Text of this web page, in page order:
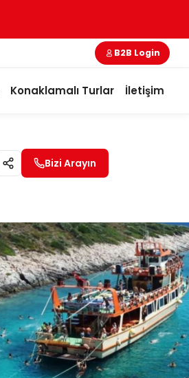
B2B Login
Konaklamalı Turlar İletişim
Bizi Arayın